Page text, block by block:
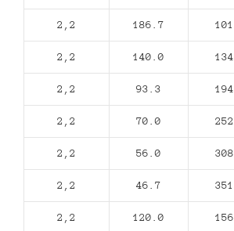
2,2 186.7 101
2,2 140.0 134
2,2 93.3 194
2,2 70.0 252
2,2 56.0 308
2,2 46.7 351
2,2 120.0 156